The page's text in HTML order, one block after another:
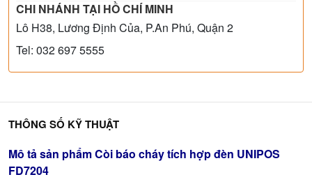
CHI NHÁNH TẠI HỒ CHÍ MINH
Lô H38, Lương Định Của, P.An Phú, Quận 2
Tel: 032 697 5555
Mô tả sản phẩm Còi báo cháy tích hợp đèn UNIPOS
FD7204
THÔNG SỐ KỸ THUẬT